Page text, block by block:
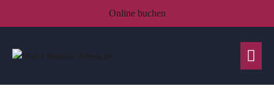
Online buchen